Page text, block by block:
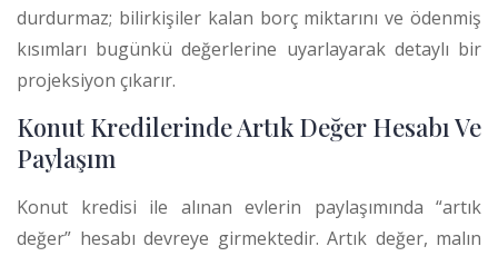
durdurmaz; bilirkişiler kalan borç miktarını ve ödenmiş
kısımları bugünkü değerlerine uyarlayarak detaylı bir
projeksiyon çıkarır.
Konut Kredilerinde Artık Değer Hesabı Ve
Paylaşım
Konut kredisi ile alınan evlerin paylaşımında “artık
değer” hesabı devreye girmektedir. Artık değer, malın